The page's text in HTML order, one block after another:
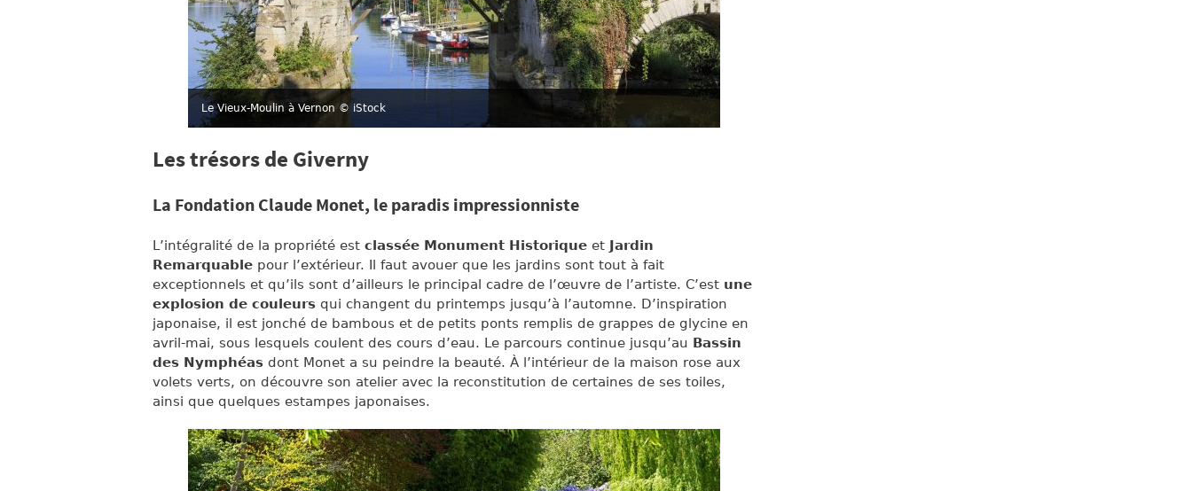
Le Vieux-Moulin à Vernon © iStock
Les trésors de Giverny
La Fondation Claude Monet, le paradis impressionniste
L’intégralité de la propriété est classée Monument Historique et Jardin
Remarquable pour l’extérieur. Il faut avouer que les jardins sont tout à fait
exceptionnels et qu’ils sont d’ailleurs le principal cadre de l’œuvre de l’artiste. C’est une
explosion de couleurs qui changent du printemps jusqu’à l’automne. D’inspiration
japonaise, il est jonché de bambous et de petits ponts remplis de grappes de glycine en
avril-mai, sous lesquels coulent des cours d’eau. Le parcours continue jusqu’au Bassin
des Nymphéas dont Monet a su peindre la beauté. À l’intérieur de la maison rose aux
volets verts, on découvre son atelier avec la reconstitution de certaines de ses toiles,
ainsi que quelques estampes japonaises.